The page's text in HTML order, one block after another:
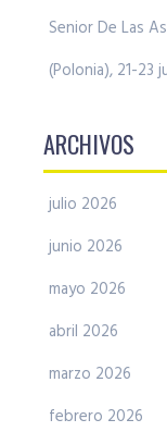
Senior De Las
(Polonia), 21-23
ARCHIVOS
julio 2026
junio 2026
mayo 2026
abril 2026
marzo 2026
febrero 2026